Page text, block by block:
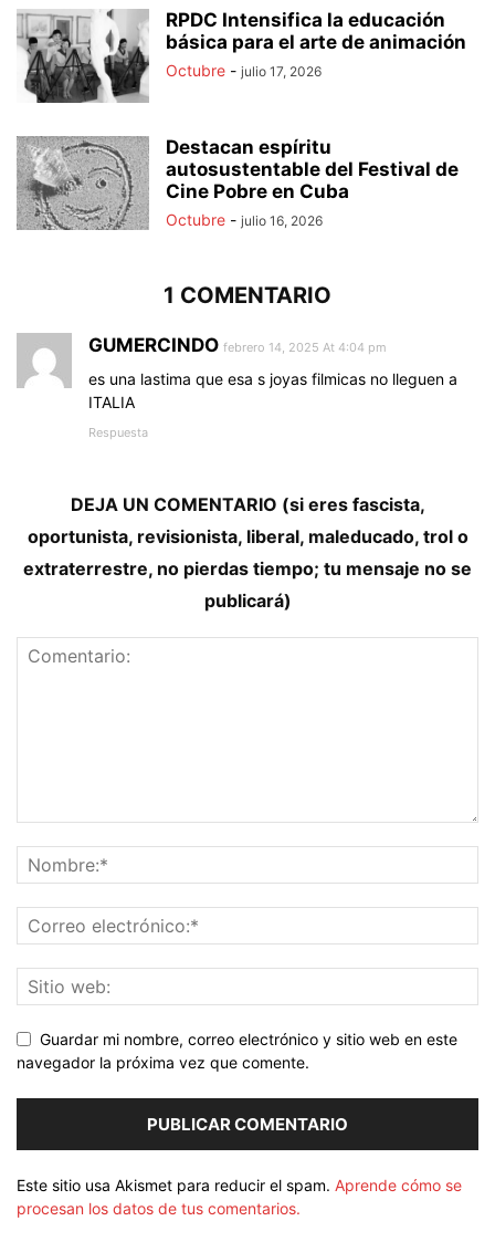
RPDC Intensifica la educación
básica para el arte de animación
Octubre - julio 17, 2026
Destacan espíritu
autosustentable del Festival de
Cine Pobre en Cuba
Octubre - julio 16, 2026
1 COMENTARIO
GUMERCINDO febrero 14, 2025 At 4:04 pm
es una lastima que esa s joyas filmicas no lleguen a
ITALIA
Respuesta
DEJA UN COMENTARIO (si eres fascista,
oportunista, revisionista, liberal, maleducado, trol o
extraterrestre, no pierdas tiempo; tu mensaje no se
publicará)
Guardar mi nombre, correo electrónico y sitio web en este
navegador la próxima vez que comente.
Este sitio usa Akismet para reducir el spam. Aprende cómo se
procesan los datos de tus comentarios.